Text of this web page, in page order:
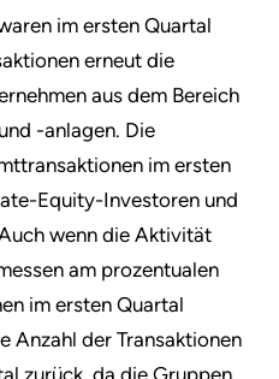
im ersten Quartal
erneut die
aus dem Bereich
-anlagen. Die
im ersten
Equity-Investoren und
wenn die Aktivität
am prozentualen
im ersten Quartal
Anzahl der Transaktionen
zurück, da die Gruppen